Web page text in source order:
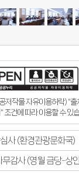
저작물 자유이용허락) "
조건에 따라 이용할 수 있
사 (환경관광문화국)
무감사 (영월 금당-상